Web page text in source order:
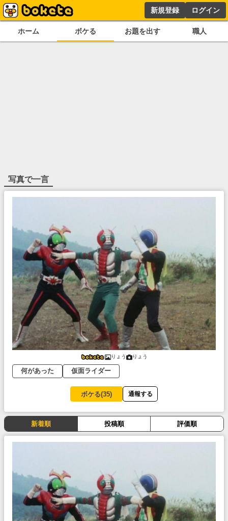
新規登録 ログイン
ホーム ボケる お題を出す 職人
写真で一言
りょう りょう
何があった 仮面ライダー
ボケる(35) 通報する
新着順 投稿順 評価順